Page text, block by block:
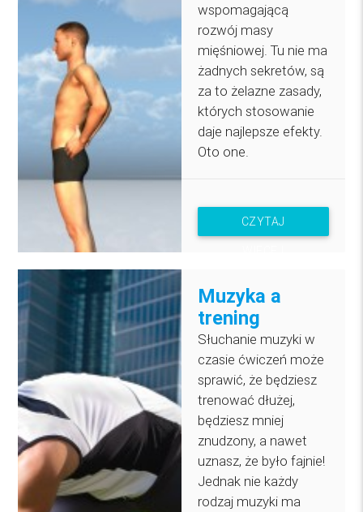
wspomagającą
rozwój masy
mięśniowej. Tu nie ma
żadnych sekretów, są
za to żelazne zasady,
których stosowanie
daje najlepsze efekty.
Oto one.
CZYTAJ
Muzyka a
trening
Słuchanie muzyki w
czasie ćwiczeń może
sprawić, że będziesz
trenować dłużej,
będziesz mniej
znudzony, a nawet
uznasz, że było fajnie!
Jednak nie każdy
rodzaj muzyki ma